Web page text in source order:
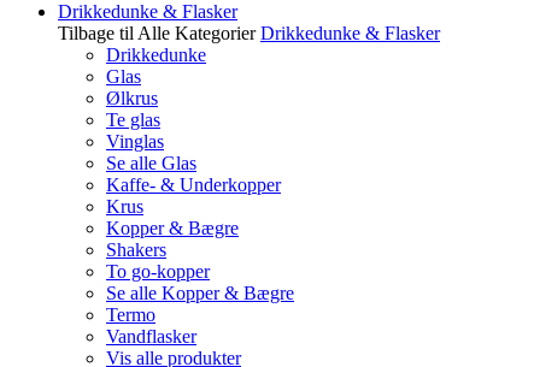
Drikkedunke & Flasker
Tilbage til Alle Kategorier Drikkedunke & Flasker
Drikkedunke
Glas
Ølkrus
Te glas
Vinglas
Se alle Glas
Kaffe- & Underkopper
Krus
Kopper & Bægre
Shakers
To go-kopper
Se alle Kopper & Bægre
Termo
Vandflasker
Vis alle produkter